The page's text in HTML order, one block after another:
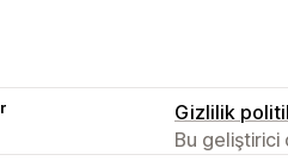
Gizlilik
Bu